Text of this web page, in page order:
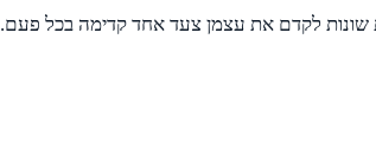
שונות לקדם את עצמן צעד אחד קדימה בכל פעם.